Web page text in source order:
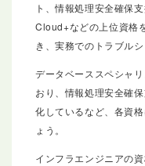
ト、情報処理安全確保
Cloud+などの上位資格
き、実務でのトラブル
データベーススペシャ
おり、情報処理安全確
化しているなど、各資
ょう。
インフラエンジニアの